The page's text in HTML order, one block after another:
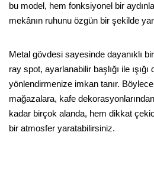
bu model, hem fonksiyonel bir
mekânın ruhunu özgün bir şekilde
Metal gövdesi sayesinde dayanıklı
ray spot, ayarlanabilir başlığı ile
yönlendirmenize imkan tanır.
mağazalara, kafe
kadar birçok alanda, hem dikkat
bir atmosfer yaratabilirsiniz.